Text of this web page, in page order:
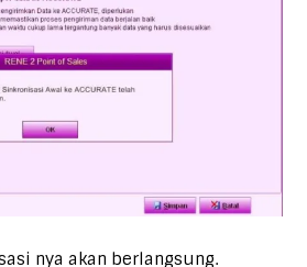
nya akan berlangsung.